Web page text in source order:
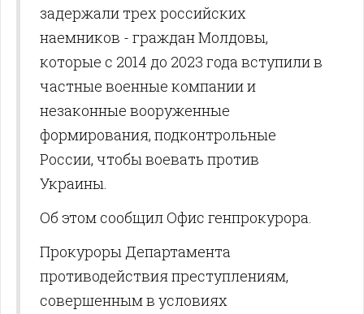
задержали трех российских
наемников - граждан Молдовы,
которые с 2014 до 2023 года вступили в
частные военные компании и
незаконные вооруженные
формирования, подконтрольные
России, чтобы воевать против
Украины.
Об этом сообщил Офис генпрокурора.
Прокуроры Департамента
противодействия преступлениям,
совершенным в условиях